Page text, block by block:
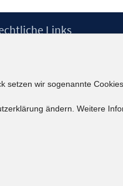
Links
zur Barrierefreiheit
setzen wir sogenannte
ändern. Weitere